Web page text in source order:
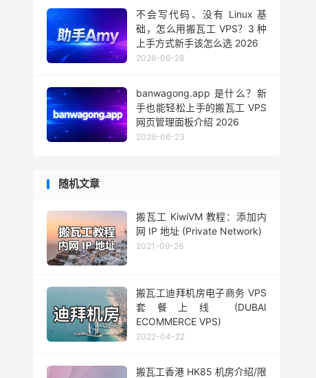
不会写代码、没有 Linux 基
础，怎么用搬瓦工 VPS？3 种
上手方式新手该怎么选 2026
2026-06-28
banwagong.app 是什么？新
手也能轻松上手的搬瓦工 VPS
网页管理面板介绍 2026
2026-06-23
随机文章
搬瓦工 KiwiVM 教程：添加内
网 IP 地址 (Private Network)
2021-09-26
搬瓦工迪拜机房电子商务 VPS
套餐上线 (DUBAI
ECOMMERCE VPS)
2022-04-22
搬瓦工香港 HK85 机房介绍/限